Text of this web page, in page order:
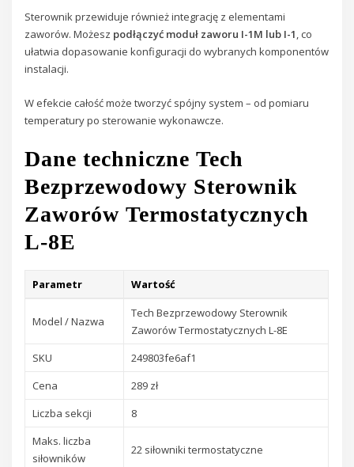
Sterownik przewiduje również integrację z elementami
zaworów. Możesz podłączyć moduł zaworu I-1M lub I-1, co
ułatwia dopasowanie konfiguracji do wybranych komponentów
instalacji.
W efekcie całość może tworzyć spójny system – od pomiaru
temperatury po sterowanie wykonawcze.
Dane techniczne Tech
Bezprzewodowy Sterownik
Zaworów Termostatycznych
L-8E
Parametr Wartość
Model / Nazwa
Tech Bezprzewodowy Sterownik
Zaworów Termostatycznych L-8E
SKU
249803fe6af1
Cena
289 zł
Liczba sekcji
8
Maks. liczba
siłowników
22 siłowniki termostatyczne